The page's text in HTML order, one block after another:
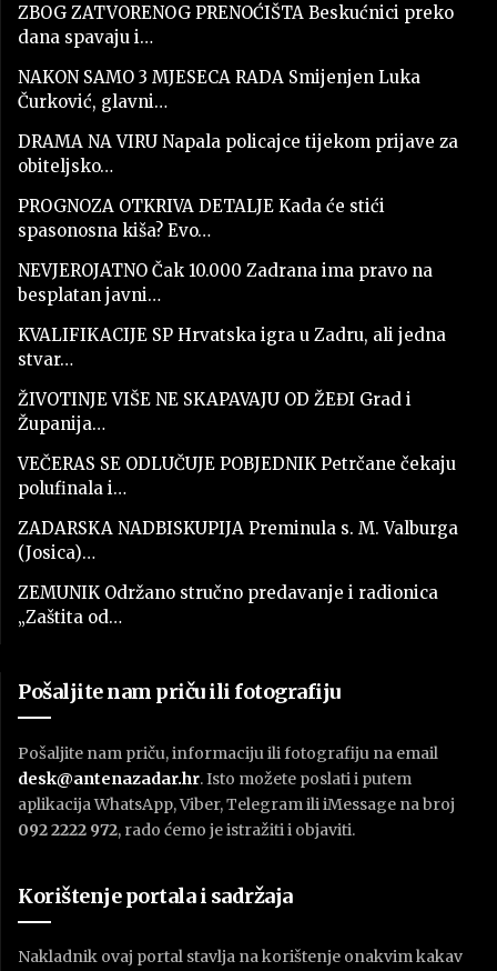
ZBOG ZATVORENOG PRENOĆIŠTA Beskućnici preko
dana spavaju i…
NAKON SAMO 3 MJESECA RADA Smijenjen Luka
Čurković, glavni…
DRAMA NA VIRU Napala policajce tijekom prijave za
obiteljsko…
PROGNOZA OTKRIVA DETALJE Kada će stići
spasonosna kiša? Evo…
NEVJEROJATNO Čak 10.000 Zadrana ima pravo na
besplatan javni…
KVALIFIKACIJE SP Hrvatska igra u Zadru, ali jedna
stvar…
ŽIVOTINJE VIŠE NE SKAPAVAJU OD ŽEĐI Grad i
Županija…
VEČERAS SE ODLUČUJE POBJEDNIK Petrčane čekaju
polufinala i…
ZADARSKA NADBISKUPIJA Preminula s. M. Valburga
(Josica)…
ZEMUNIK Održano stručno predavanje i radionica
„Zaštita od…
Pošaljite nam priču ili fotografiju
Pošaljite nam priču, informaciju ili fotografiju na email
desk@antenazadar.hr. Isto možete poslati i putem
aplikacija WhatsApp, Viber, Telegram ili iMessage na broj
092 2222 972, rado ćemo je istražiti i objaviti.
Korištenje portala i sadržaja
Nakladnik ovaj portal stavlja na korištenje onakvim kakav